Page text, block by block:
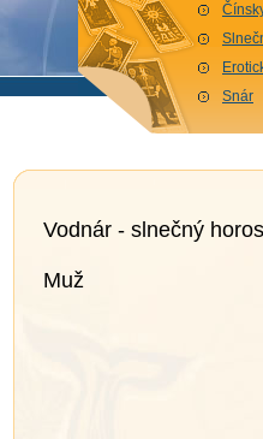
Snár
Vodnár - slnečný
Muž